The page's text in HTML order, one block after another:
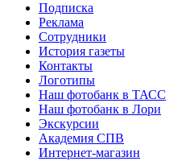
Подписка
Реклама
Сотрудники
История газеты
Контакты
Логотипы
Наш фотобанк в ТАСС
Наш фотобанк в Лори
Экскурсии
Академия СПВ
Интернет-магазин